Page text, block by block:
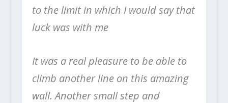
to the limit in which I would say that
luck was with me
It was a real pleasure to be able to
climb another line on this amazing
wall. Another small step and